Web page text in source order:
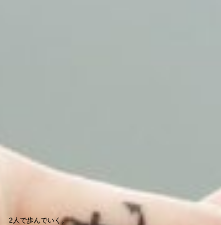
住みやすい世界になることを祈って。
Live a free life
2人で歩んでいく。